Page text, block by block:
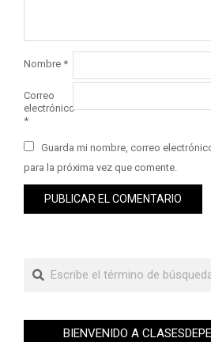
Nombre *
Correo
electrónico
*
Guarda mi nombre, correo
para la próxima vez que comente.
BIENVENIDO A